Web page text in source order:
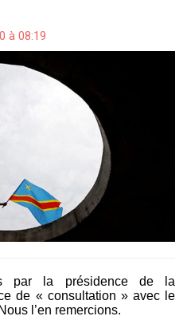
à 08:19
par la présidence de la
de « consultation » avec le
l’en remercions.